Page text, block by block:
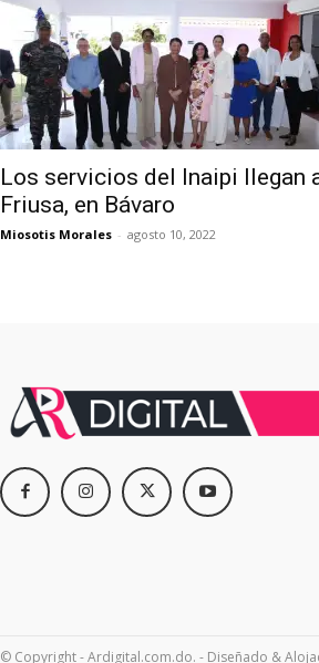
Los servicios del Inaipi llegan
Friusa, en Bávaro
Miosotis Morales - agosto 10, 2022
© Copyright - Ardigital.com.do. - Diseñado &